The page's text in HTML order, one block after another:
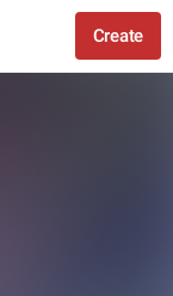
Create